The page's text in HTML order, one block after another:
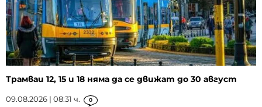
Трамваи 12, 15 и 18 няма да се движат до 30 август
09.08.2026 | 08:31 ч. 0